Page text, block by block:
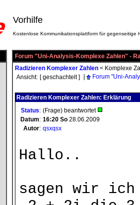
Vorhilfe
Kostenlose Kommunikationsplattform für gegenseitige
Forum "Uni-Analysis-Komplexe Zahlen" -
Radizieren Komplexer Zahlen < Komplexe
Ansicht: [ geschachtelt ] Forum "Uni-
Radizieren Komplexer Zahlen: Erklärung
Status: (Frage) beantwortet
Datum: 16:20 So 28.06.2009
Autor: qsxqsx
Hallo..
sagen wir